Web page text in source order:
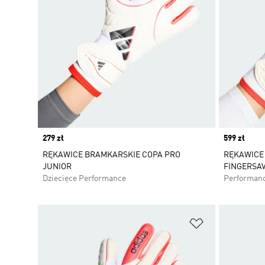
Price
279 zł
RĘKAWICE BRAMKARSKIE COPA PRO
JUNIOR
Dziecięce Performance
Price
599 zł